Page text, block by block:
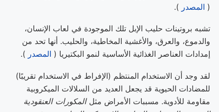
( المصدر ).
تشبه بروتينات حليب الإبل تلك الموجودة في لعاب الإنسان،
والدموع، والعرق، والأغشية المخاطية، والحليب. أنها تحد من
إمدادات العناصر الغذائية الأساسية لنمو البكتيريا ( المصدر ).
لقد وجد أن الاستخدام المنتظم (الإفراط في الاستخدام تقريبًا)
للمضادات الحيوية قد يجعل العديد من السلالات الميكروبية
مقاومة للأدوية. مسببات الأمراض مثلالمكورات العنقودية